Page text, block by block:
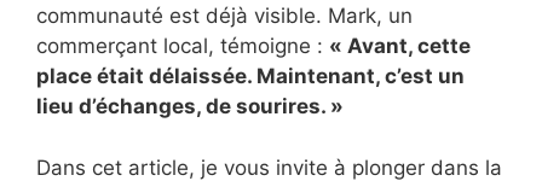
communauté est déjà visible. Mark, un
commerçant local, témoigne : « Avant, cette
place était délaissée. Maintenant, c’est un
lieu d’échanges, de sourires. »
Dans cet article, je vous invite à plonger dans la